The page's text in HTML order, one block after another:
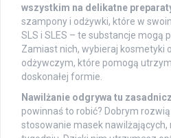
wszystkim na delikatne
szampony i odżywki, które w
SLS i SLES – te substancje mogą
Zamiast nich, wybieraj kosmetyki
odżywczym, które pomogą
doskonałej formie.
Nawilżanie odgrywa tu
powinnaś to robić? Dobrym
stosowanie masek nawilżających,